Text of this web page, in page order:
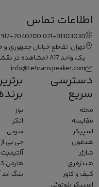
اطلاعات تماس
021-91303030
2040200
تهران، تقاطع خیابان جمهوری
یک، واحد A17
(مشاهده در
info@tehranspeaker.com
دسترسی
سریع
مجله
مقایسه
اسپیکر
هدفون
شارژر
هندزفری
کیف و کاور
بوز
انکر
سونی
جی بی
آلتیمیت
هارمن
بنگ